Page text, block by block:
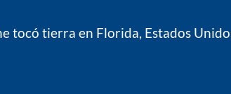
tocó tierra en Florida, Estados